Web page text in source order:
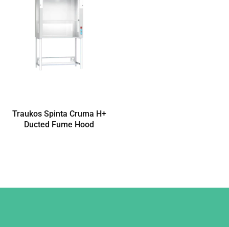
Traukos Spinta Cruma H+
Ducted Fume Hood